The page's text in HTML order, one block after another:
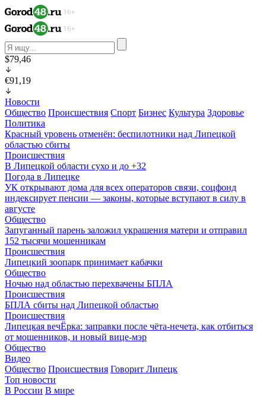
$79,46
€91,19
Новости
Общество Происшествия Спорт Бизнес Культура Здоровье
Политика
Красный уровень отменён: беспилотники над Липецкой
областью сбиты
Происшествия
В Липецкой области сухо и до +32
Погода в Липецке
УК открывают дома для всех операторов связи, соцфонд
индексирует пенсии — законы, которые вступают в силу в
августе
Общество
Запуганный парень заложил украшения матери и отправил
152 тысячи мошенникам
Происшествия
Липецкий зоопарк принимает кабачки
Общество
Ночью над областью перехвачены БПЛА
Происшествия
БПЛА сбиты над Липецкой областью
Происшествия
Липецкая вечЁрка: заправки после чёта-нечета, как отбиться
от мошенников, и новый вице-мэр
Общество
Видео
Общество Происшествия Говорит Липецк
Топ новости
В России В мире